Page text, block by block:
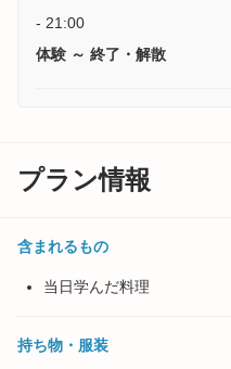
- 21:00
体験 ～ 終了・解散
プラン情報
含まれるもの
当日学んだ料理
持ち物・服装